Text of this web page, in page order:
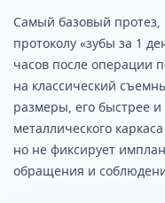
Самый базовый протез,
протоколу «зубы за 1
часов после операции
на классический
размеры, его быстрее
металлического
но не фиксирует
обращения и